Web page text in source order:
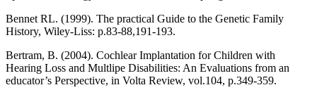
Bennet RL. (1999). The practical Guide to the Genetic Family
History, Wiley-Liss: p.83-88,191-193.
Bertram, B. (2004). Cochlear Implantation for Children with
Hearing Loss and Multlipe Disabilities: An Evaluations from an
educator’s Perspective, in Volta Review, vol.104, p.349-359.